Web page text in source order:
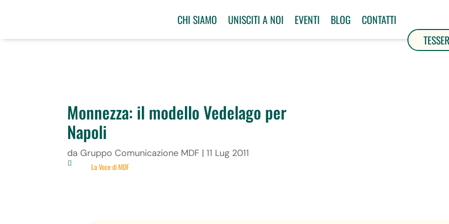
CHI SIAMO UNISCITI A NOI EVENTI BLOG
CONTATTI
Monnezza: il modello Vedelago per
Napoli
da Gruppo Comunicazione MDF |11 Lug 2011
 La Voce di MDF